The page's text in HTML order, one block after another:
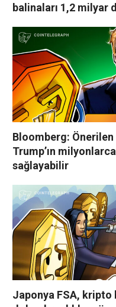
balinaları 1,2 milyar
Bloomberg: Önerilen
Trump’ın
sağlayabilir
Japonya FSA, kripto